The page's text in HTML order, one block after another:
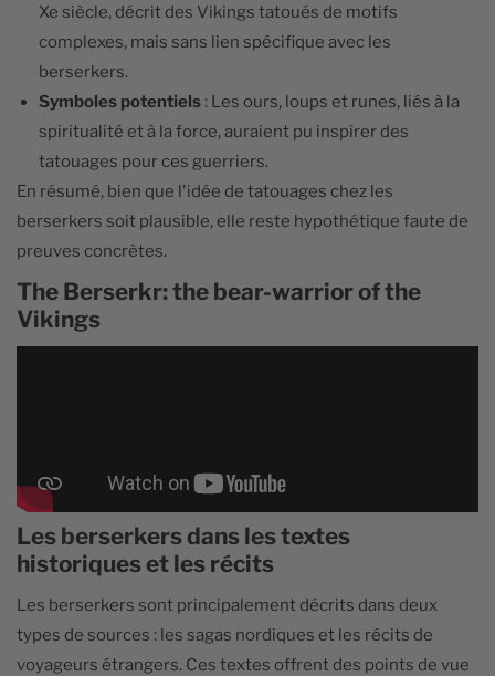
Xe siècle, décrit des Vikings tatoués de motifs
complexes, mais sans lien spécifique avec les
berserkers.
Symboles potentiels : Les ours, loups et runes, liés à la
spiritualité et à la force, auraient pu inspirer des
tatouages pour ces guerriers.
En résumé, bien que l'idée de tatouages chez les
berserkers soit plausible, elle reste hypothétique faute de
preuves concrètes.
The Berserkr: the bear-warrior of the
Vikings
Les berserkers dans les textes
historiques et les récits
Les berserkers sont principalement décrits dans deux
types de sources : les sagas nordiques et les récits de
voyageurs étrangers. Ces textes offrent des points de vue